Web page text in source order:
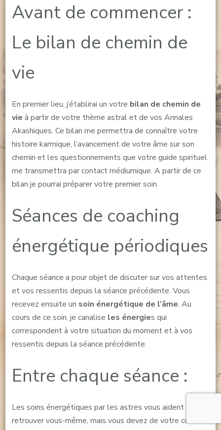
Avant de commencer :
Le bilan de chemin de
vie
En premier lieu, j’établirai un votre bilan de chemin de
vie à partir de votre thème astral et de vos Annales
Akashiques. Ce bilan me permettra de connaître votre
histoire karmique, l’avancement de votre âme sur son
chemin et les questionnements que votre guide spirituel
me transmettra par contact médiumique. A partir de ce
bilan je pourrai préparer votre premier soin.
Séances de coaching
énergétique périodiques
Chaque séance a pour objet de discuter sur vos attentes
et vos ressentis depuis la séance précédente. Vous
recevez ensuite un soin énergétique de l’âme. Au
cours de ce soin, je canalise les énergies qui
correspondent à votre situation du moment et à vos
ressentis depuis la séance précédente.
Entre chaque séance :
Les soins énergétiques par les astres vous aident à vous
retrouver vous-même, mais vous devez de votre coté